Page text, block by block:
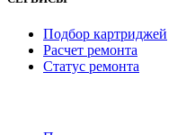
Подбор картриджей
Расчет ремонта
Статус ремонта